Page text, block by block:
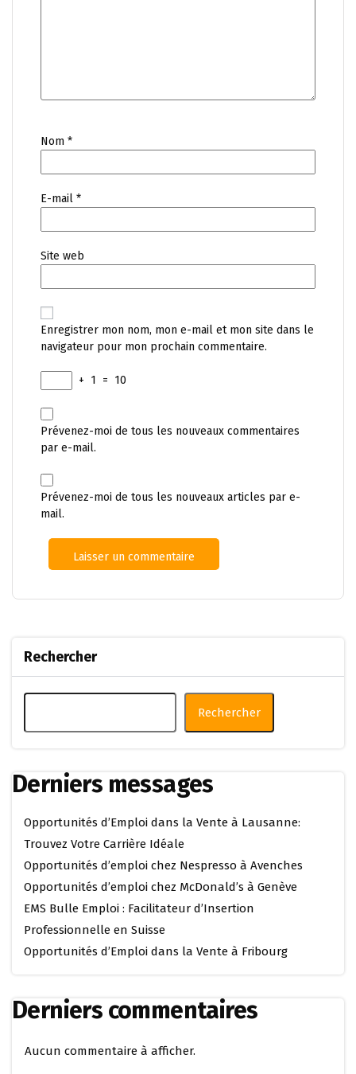
Nom *
E-mail *
Site web
Enregistrer mon nom, mon e-mail et mon site dans le
navigateur pour mon prochain commentaire.
+ 1 = 10
Prévenez-moi de tous les nouveaux commentaires
par e-mail.
Prévenez-moi de tous les nouveaux articles par e-
mail.
Rechercher
Rechercher
Derniers messages
Opportunités d’Emploi dans la Vente à Lausanne:
Trouvez Votre Carrière Idéale
Opportunités d’emploi chez Nespresso à Avenches
Opportunités d’emploi chez McDonald’s à Genève
EMS Bulle Emploi : Facilitateur d’Insertion
Professionnelle en Suisse
Opportunités d’Emploi dans la Vente à Fribourg
Derniers commentaires
Aucun commentaire à afficher.